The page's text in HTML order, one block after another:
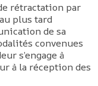
rétractation par
plus tard
de sa
convenues
s’engage à
à la réception des